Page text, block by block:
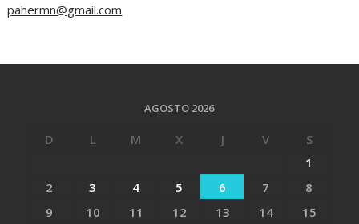
pahermn@gmail.com
AGOSTO 2026
D L M X J V
S
1
2
3 4 5 6 7
8
9
10 11 12 13 14
15